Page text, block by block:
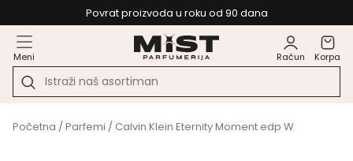
Povrat proizvoda u roku od 90 dana
Meni Račun Korpa
Početna /Parfemi / Calvin Klein Eternity Moment edp W